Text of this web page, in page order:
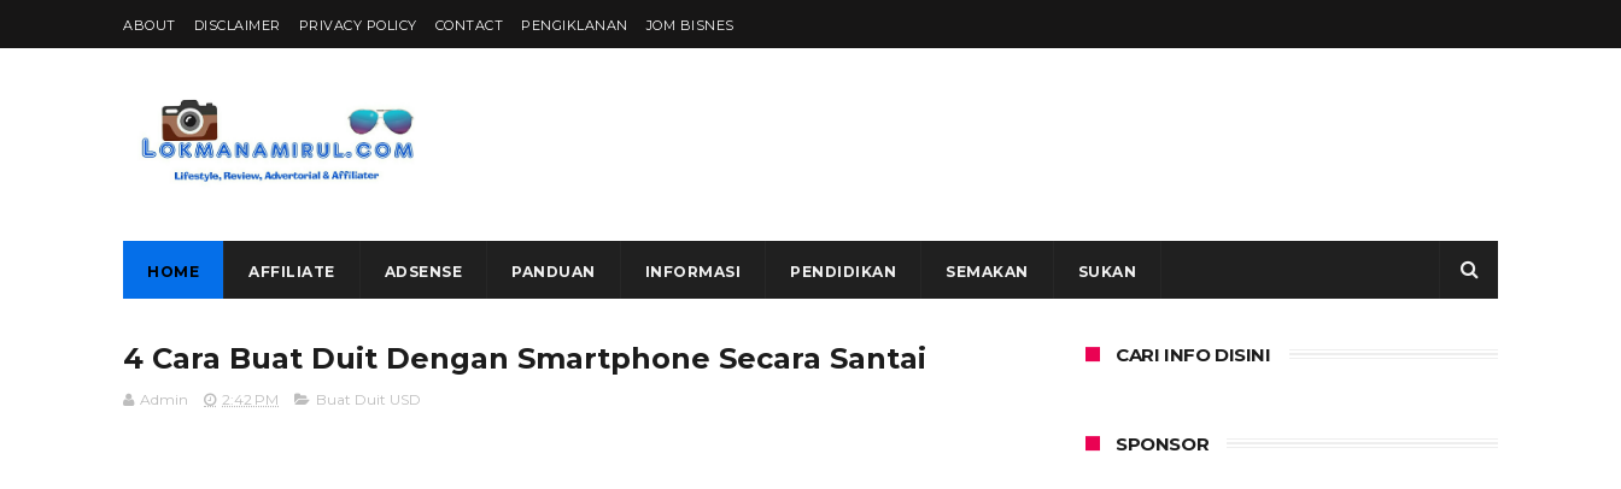
ABOUT DISCLAIMER PRIVACY POLICY CONTACT PENGIKLANAN JOM BISNES
HOME AFFILIATE ADSENSE PANDUAN INFORMASI PENDIDIKAN SEMAKAN SUKAN
4 Cara Buat Duit Dengan Smartphone Secara Santai
Admin 2:42 PM Buat Duit USD
CARI INFO DISINI
SPONSOR